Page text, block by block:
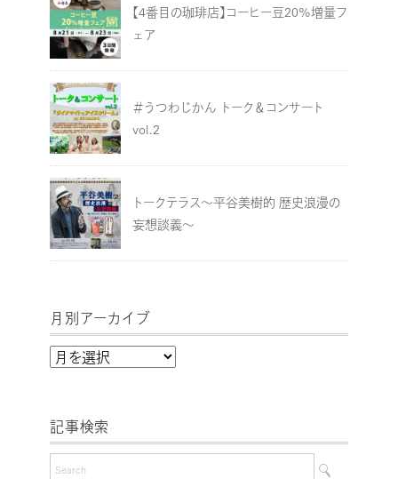
【4番目の珈琲店】コーヒー豆20%増量フ
ェア
＃うつわじかん トーク＆コンサート
vol.2
トークテラス～平谷美樹的 歴史浪漫の
妄想談義～
月別アーカイブ
月
ー
カ
記事検索